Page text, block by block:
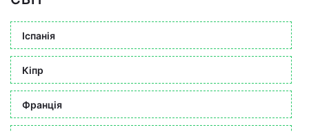
Іспанія
Кіпр
Франція